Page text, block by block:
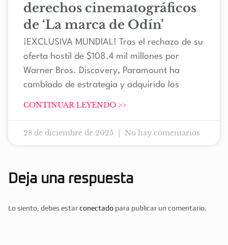
derechos cinematográficos
de ‘La marca de Odín’
¡EXCLUSIVA MUNDIAL! Tras el rechazo de su
oferta hostil de $108.4 mil millones por
Warner Bros. Discovery, Paramount ha
cambiado de estrategia y adquirido los
CONTINUAR LEYENDO >>
28 de diciembre de 2025 No hay comentarios
Deja una respuesta
Lo siento, debes estarconectado para publicar un comentario.